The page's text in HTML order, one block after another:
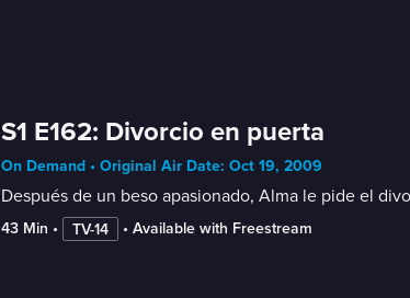
S1 E162: Divorcio en puerta
On Demand • Original Air Date: Oct 19, 2009
Después de un beso apasionado, Alma le pide el
43 Min • TV-14 • Available with Freestream